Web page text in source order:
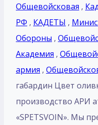
Общевойсковая ,
РФ , КАДЕТЫ ,
Обороны ,
Академия ,
армия ,
габардин Цвет
производство АРИ
«SPETSVOIN». Мы